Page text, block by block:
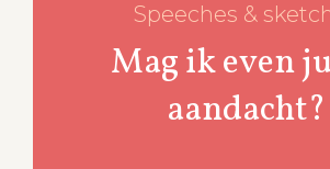
Speeches &
Mag ik even
aandacht?